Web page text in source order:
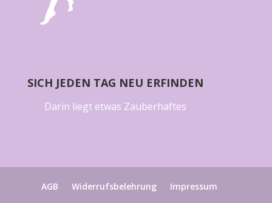
SICH JEDEN TAG NEU ERFINDEN
Darin liegt etwas Zauberhaftes
AGB Widerrufsbelehrung
Impressum